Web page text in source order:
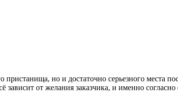
но и достаточно серьезного места
от желания заказчика, и именно